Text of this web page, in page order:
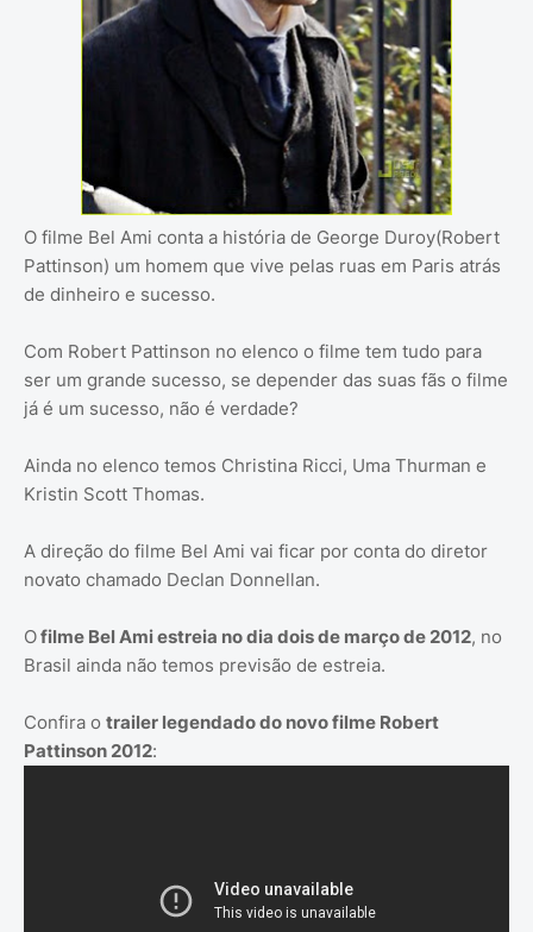
O filme Bel Ami conta a história de George Duroy(Robert
Pattinson) um homem que vive pelas ruas em Paris atrás
de dinheiro e sucesso.
Com Robert Pattinson no elenco o filme tem tudo para
ser um grande sucesso, se depender das suas fãs o filme
já é um sucesso, não é verdade?
Ainda no elenco temos Christina Ricci, Uma Thurman e
Kristin Scott Thomas.
A direção do filme Bel Ami vai ficar por conta do diretor
novato chamado Declan Donnellan.
Ofilme Bel Ami estreia no dia dois de março de 2012, no
Brasil ainda não temos previsão de estreia.
Confira o trailer legendado do novo filme Robert
Pattinson 2012: